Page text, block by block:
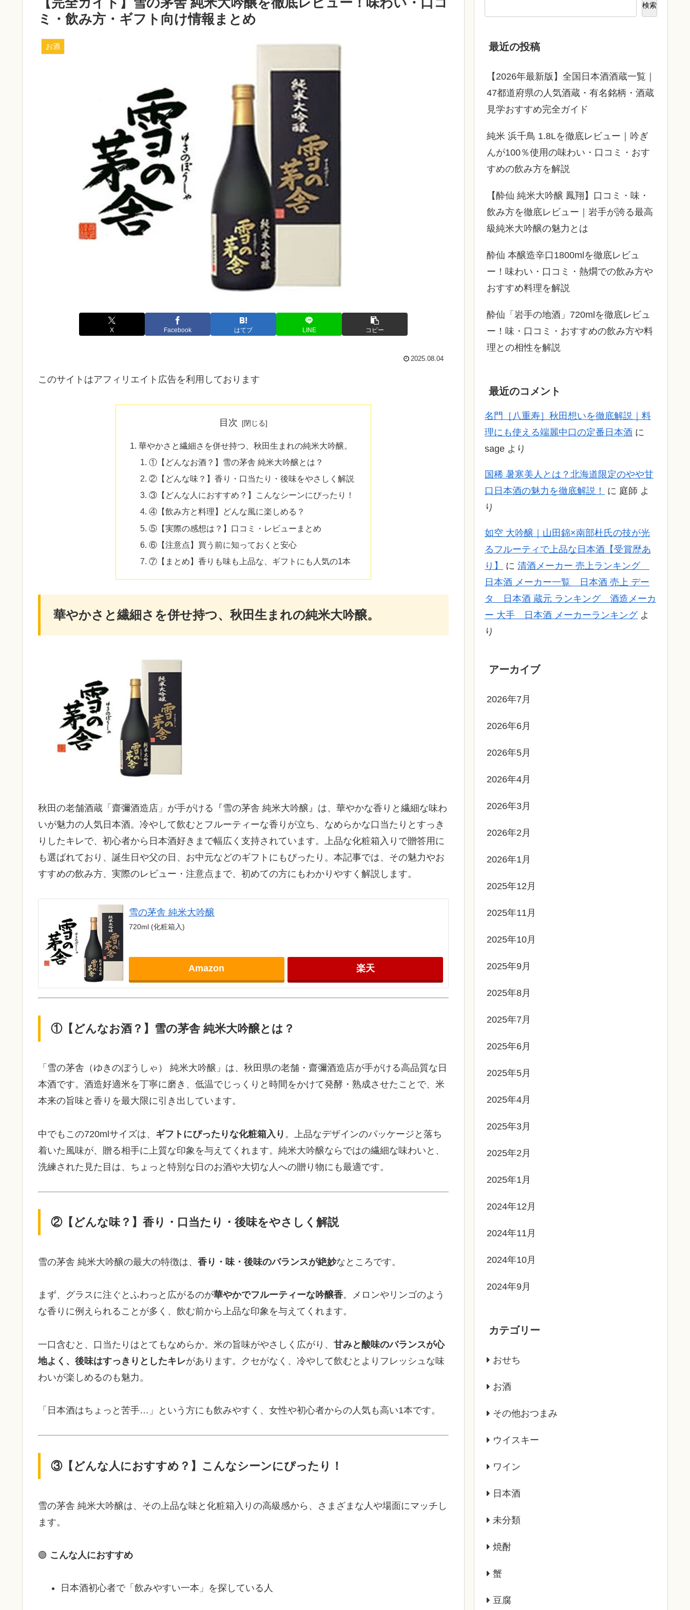
ミ・飲み方・ギフト向け情報まとめ
お酒
X Facebook はてブ LINE コピー
2025.08.04
このサイトはアフィリエイト広告を利用しております
目次
華やかさと繊細さを併せ持つ、秋田生まれの純米大吟醸。
①【どんなお酒？】雪の茅舎 純米大吟醸とは？
②【どんな味？】香り・口当たり・後味をやさしく解説
③【どんな人におすすめ？】こんなシーンにぴったり！
④【飲み方と料理】どんな風に楽しめる？
⑤【実際の感想は？】口コミ・レビューまとめ
⑥【注意点】買う前に知っておくと安心
⑦【まとめ】香りも味も上品な、ギフトにも人気の1本
華やかさと繊細さを併せ持つ、秋田生まれの純米大吟醸。
秋田の老舗酒蔵「齋彌酒造店」が手がける『雪の茅舎 純米大吟醸』は、華やかな香りと繊細な味わ
いが魅力の人気日本酒。冷やして飲むとフルーティーな香りが立ち、なめらかな口当たりとすっき
りしたキレで、初心者から日本酒好きまで幅広く支持されています。上品な化粧箱入りで贈答用に
も選ばれており、誕生日や父の日、お中元などのギフトにもぴったり。本記事では、その魅力やお
すすめの飲み方、実際のレビュー・注意点まで、初めての方にもわかりやすく解説します。
雪の茅舎 純米大吟醸
720ml (化粧箱入)
Amazon 楽天
①【どんなお酒？】雪の茅舎 純米大吟醸とは？
「雪の茅舎（ゆきのぼうしゃ） 純米大吟醸」は、秋田県の老舗・齋彌酒造店が手がける高品質な日
本酒です。酒造好適米を丁寧に磨き、低温でじっくりと時間をかけて発酵・熟成させたことで、米
本来の旨味と香りを最大限に引き出しています。
中でもこの720mlサイズは、 ギフトにぴったりな化粧箱入り 。上品なデザインのパッケージと落ち
着いた風味が、贈る相手に上質な印象を与えてくれます。純米大吟醸ならではの繊細な味わいと、
洗練された見た目は、ちょっと特別な日のお酒や大切な人への贈り物にも最適です。
②【どんな味？】香り・口当たり・後味をやさしく解説
雪の茅舎 純米大吟醸の最大の特徴は、 香り・味・後味のバランスが絶妙なところです。
まず、グラスに注ぐとふわっと広がるのが華やかでフルーティーな吟醸香。メロンやリンゴのよう
な香りに例えられることが多く、飲む前から上品な印象を与えてくれます。
一口含むと、口当たりはとてもなめらか。米の旨味がやさしく広がり、 甘みと酸味のバランスが心
地よく、後味はすっきりとしたキレがあります。クセがなく、冷やして飲むとよりフレッシュな味
わいが楽しめるのも魅力。
「日本酒はちょっと苦手…」という方にも飲みやすく、女性や初心者からの人気も高い1本です。
③【どんな人におすすめ？】こんなシーンにぴったり！
雪の茅舎 純米大吟醸は、その上品な味と化粧箱入りの高級感から、さまざまな人や場面にマッチし
ます。
🟢 こんな人におすすめ
日本酒初心者で「飲みやすい一本」を探している人
検索
最近の投稿
【2026年最新版】全国日本酒酒蔵一覧｜
47都道府県の人気酒蔵・有名銘柄・酒蔵
見学おすすめ完全ガイド
純米 浜千鳥 1.8Lを徹底レビュー｜吟ぎ
んが100％使用の味わい・口コミ・おす
すめの飲み方を解説
【酔仙 純米大吟醸 鳳翔】口コミ・味・
飲み方を徹底レビュー｜岩手が誇る最高
級純米大吟醸の魅力とは
酔仙 本醸造辛口1800mlを徹底レビュ
ー！味わい・口コミ・熱燗での飲み方や
おすすめ料理を解説
酔仙「岩手の地酒」720mlを徹底レビュ
ー！味・口コミ・おすすめの飲み方や料
理との相性を解説
最近のコメント
名門［八重寿］秋田想いを徹底解説｜料
理にも使える端麗中口の定番日本酒 に
sage より
国稀 暑寒美人とは？北海道限定のやや甘
口日本酒の魅力を徹底解説！
に 庭師 よ
り
如空 大吟醸｜山田錦×南部杜氏の技が光
るフルーティで上品な日本酒【受賞歴あ
り】
に 清酒メーカー 売上ランキング
日本酒 メーカー一覧 日本酒 売上 デー
タ 日本酒 蔵元 ランキング 酒造メーカ
ー 大手 日本酒 メーカーランキングよ
り
アーカイブ
2026年7月
2026年6月
2026年5月
2026年4月
2026年3月
2026年2月
2026年1月
2025年12月
2025年11月
2025年10月
2025年9月
2025年8月
2025年7月
2025年6月
2025年5月
2025年4月
2025年3月
2025年2月
2025年1月
2024年12月
2024年11月
2024年10月
2024年9月
カテゴリー
おせち
お酒
その他おつまみ
ウイスキー
ワイン
日本酒
未分類
焼酎
蟹
豆腐